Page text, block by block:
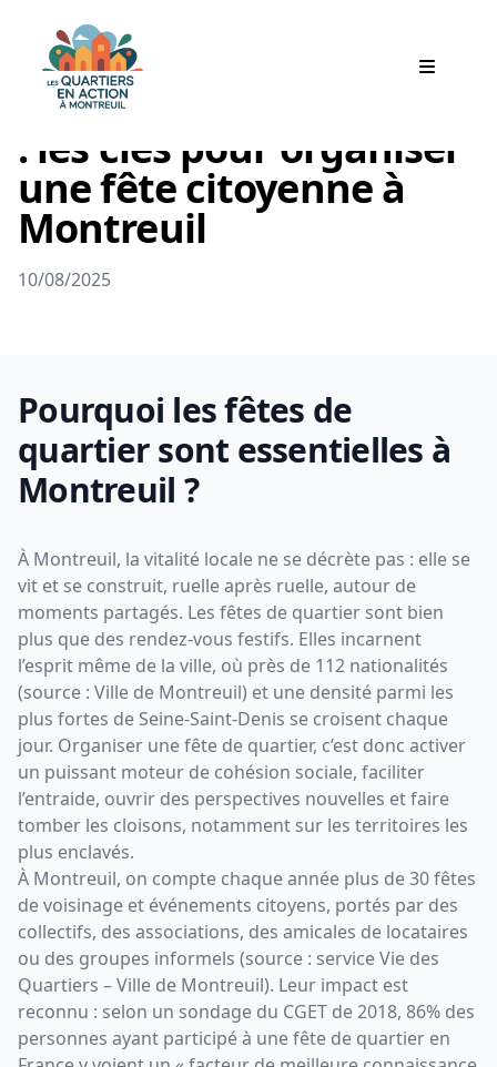
Archives
Dynamiser son quartier
: les clés pour organiser
une fête citoyenne à
Montreuil
10/08/2025
Pourquoi les fêtes de
quartier sont essentielles à
Montreuil ?
À Montreuil, la vitalité locale ne se décrète pas : elle se
vit et se construit, ruelle après ruelle, autour de
moments partagés. Les fêtes de quartier sont bien
plus que des rendez-vous festifs. Elles incarnent
l’esprit même de la ville, où près de 112 nationalités
(source : Ville de Montreuil) et une densité parmi les
plus fortes de Seine-Saint-Denis se croisent chaque
jour. Organiser une fête de quartier, c’est donc activer
un puissant moteur de cohésion sociale, faciliter
l’entraide, ouvrir des perspectives nouvelles et faire
tomber les cloisons, notamment sur les territoires les
plus enclavés.
À Montreuil, on compte chaque année plus de 30 fêtes
de voisinage et événements citoyens, portés par des
collectifs, des associations, des amicales de locataires
ou des groupes informels (source : service Vie des
Quartiers – Ville de Montreuil). Leur impact est
reconnu : selon un sondage du CGET de 2018, 86% des
personnes ayant participé à une fête de quartier en